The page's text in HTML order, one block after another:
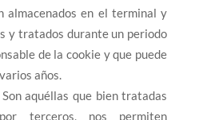
almacenados en el terminal y
y tratados durante un periodo
de la cookie y que puede
años.
aquéllas que bien tratadas
terceros, nos permiten